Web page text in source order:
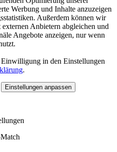
Werbung und Inhalte anzuzeigen
Außerdem können wir
Anbietern abgleichen und
Angebote anzeigen, nur wenn
in den Einstellungen
.
Einstellungen anpassen